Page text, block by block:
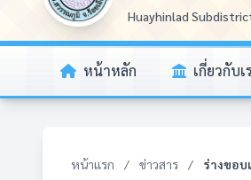
Huayhinlad
หน้าหลัก เกี่ยวกับเ
หน้าแรก / ข่าวสาร / ร่างขอ